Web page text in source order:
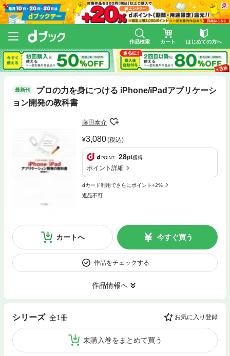
作品検索 カート はじめての方へ
最新刊
プロの力を身につける iPhone/iPadアプリケーシ
ョン開発の教科書
藤田泰介
3,080(税込)
28pt獲得
ポイント詳細
dカード利用でさらにポイント+2%
返品不可
カートへ 今すぐ買う
作品をチェックする
作品情報へ
シリーズ 全1冊 お気に入り登録
未購入巻をまとめて買う